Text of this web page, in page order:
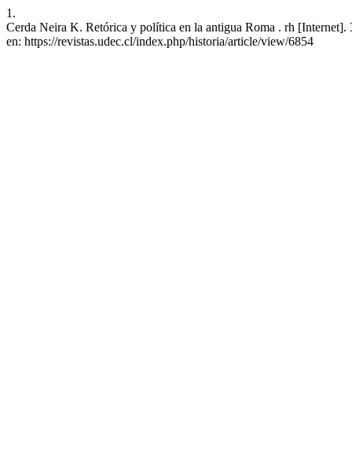
1.
Cerda Neira K. Retórica y política en la antigua Roma . rh
en: https://revistas.udec.cl/index.php/historia/article/view/6854